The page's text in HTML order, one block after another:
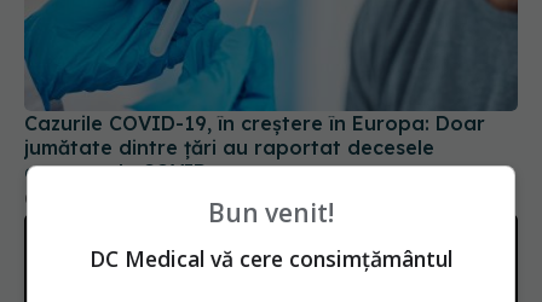
Cazurile COVID-19, în creștere în Europa: Doar
jumătate dintre țări au raportat decesele
cauzate de COVID
08 sep 2023, 15:40
Bun venit!
DC Medical vă cere consimțământul